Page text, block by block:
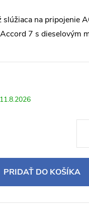
slúžiaca na pripojenie
7 s dieselovým
11.8.2026
PRIDAŤ DO KOŠÍKA